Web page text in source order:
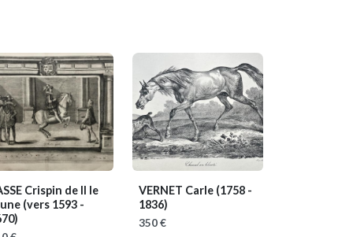
Crispin de II le
(vers 1593 -
VERNET Carle (1758 -
1836)
350 €